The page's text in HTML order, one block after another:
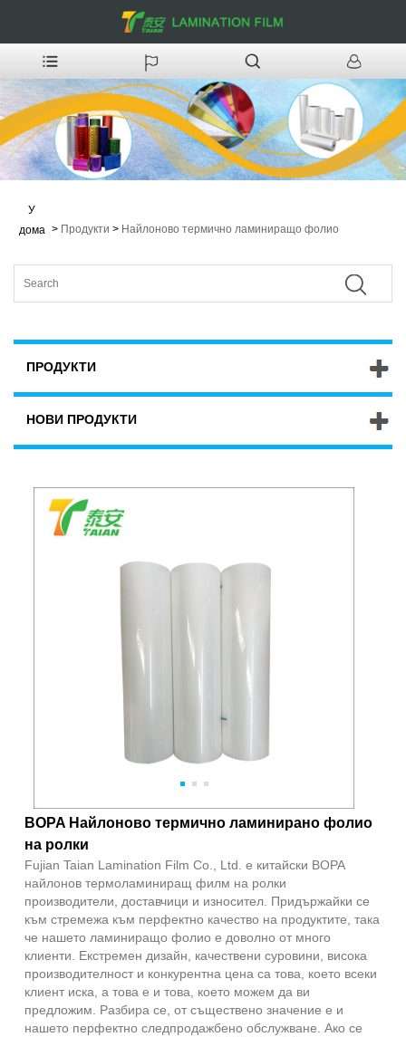
У
дома > Продукти > Найлоново термично ламиниращо фолио
ПРОДУКТИ
НОВИ ПРОДУКТИ
BOPA Найлоново термично ламинирано фолио
на ролки
Fujian Taian Lamination Film Co., Ltd. е китайски BOPA
найлонов термоламиниращ филм на ролки
производители, доставчици и износител. Придържайки се
към стремежа към перфектно качество на продуктите, така
че нашето ламиниращо фолио е доволно от много
клиенти. Екстремен дизайн, качествени суровини, висока
производителност и конкурентна цена са това, което всеки
клиент иска, а това е и това, което можем да ви
предложим. Разбира се, от съществено значение е и
нашето перфектно следпродажбено обслужване. Ако се